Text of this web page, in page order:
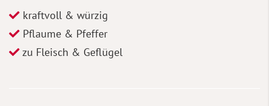
kraftvoll & würzig
Pflaume & Pfeffer
zu Fleisch & Geflügel